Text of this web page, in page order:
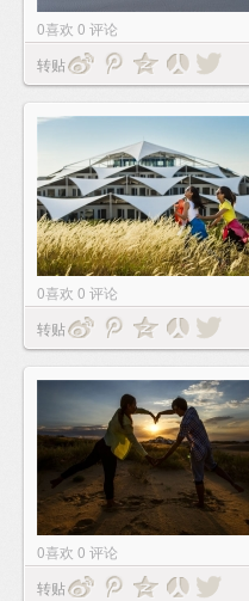
0喜欢 0 评论
转贴
0喜欢 0 评论
转贴
0喜欢 0 评论
转贴